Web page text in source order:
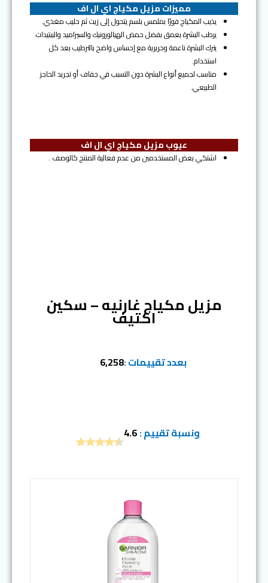
مميزات مزيل مكياج اي ال اف
يذيب المكياج فورًا بملمس بلسم يتحول إلى زيت ثم حليب مغذي.
يرطب البشرة بعمق بفضل حمض الهيالورونيك والسيراميد والببتيدات.
يترك البشرة ناعمة وحريرية مع إحساس واضح بالترطيب بعد كل
استخدام.
مناسب لجميع أنواع البشرة دون التسبب في جفاف أو تجريد الحاجز
الطبيعي.
عيوب مزيل مكياج اي ال اف
اشتكي بعض المستخدمين من عدم فعالية المنتج كالوصف .
مزيل مكياج غارنيه – سكين
اكتيف
بعدد تقييمات :6,258
ونسبة تقييم :4.6